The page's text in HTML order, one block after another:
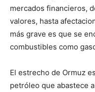
mercados financieros,
valores, hasta
más grave es que se
combustibles como
El estrecho de Ormuz
petróleo que abastece